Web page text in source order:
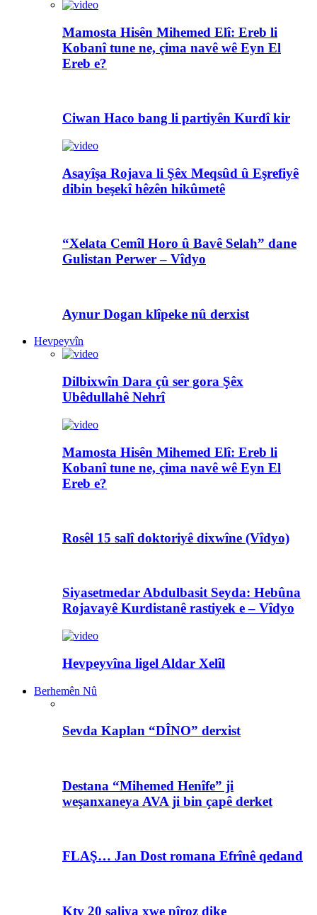
Mamosta Hisên Mihemed Elî: Ereb li
Kobanî tune ne, çima navê wê Eyn El
Ereb e?
Ciwan Haco bang li partiyên Kurdî kir
Asayîşa Rojava li Şêx Meqsûd û Eşrefiyê
dibin beşekî hêzên hikûmetê
“Xelata Cemîl Horo û Bavê Selah” dane
Gulistan Perwer – Vîdyo
Aynur Dogan klîpeke nû derxist
Hevpeyvîn
Dilbixwîn Dara çû ser gora Şêx
Ubêdullahê Nehrî
Mamosta Hisên Mihemed Elî: Ereb li
Kobanî tune ne, çima navê wê Eyn El
Ereb e?
Rosêl 15 salî doktoriyê dixwîne (Vîdyo)
Siyasetmedar Abdulbasit Seyda: Hebûna
Rojavayê Kurdistanê rastiyek e – Vîdyo
Hevpeyvîna ligel Aldar Xelîl
Berhemên Nû
Sevda Kaplan “DÎNO” derxist
Destana “Mihemed Henîfe” ji
weşanxaneya AVA ji bin çapê derket
FLAŞ… Jan Dost romana Efrînê qedand
Ktv 20 saliya xwe pîroz dike